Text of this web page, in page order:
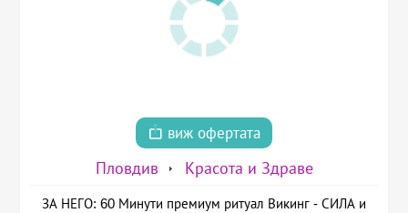
виж офертата
Пловдив Красота и Здраве
ЗА НЕГО: 60 Минути премиум ритуал Викинг - СИЛА и